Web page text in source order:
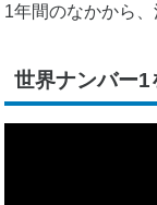
1年間のなかから
世界ナンバー